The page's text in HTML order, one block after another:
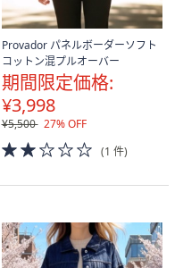
Provador パネルボーダーソフト
コットン混プルオーバー
期間限定価格:
¥3,998
¥5,500 27% OFF
2.0
of
(1 件)